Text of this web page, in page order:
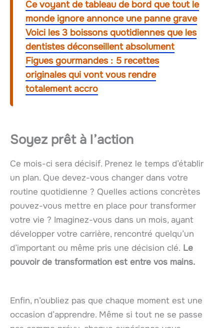
Ce voyant de tableau de bord que tout le
monde ignore annonce une panne grave
Voici les 3 boissons quotidiennes que les
dentistes déconseillent absolument
Figues gourmandes : 5 recettes
originales qui vont vous rendre
totalement accro
Soyez prêt à l’action
Ce mois-ci sera décisif. Prenez le temps d’établir
un plan. Que devez-vous changer dans votre
routine quotidienne ? Quelles actions concrètes
pouvez-vous mettre en place pour transformer
votre vie ? Imaginez-vous dans un mois, ayant
développer votre carrière, rencontré quelqu’un
d’important ou même pris une décision clé. Le
pouvoir de transformation est entre vos mains.
Enfin, n’oubliez pas que chaque moment est une
occasion d’apprendre. Même si tout ne se passe